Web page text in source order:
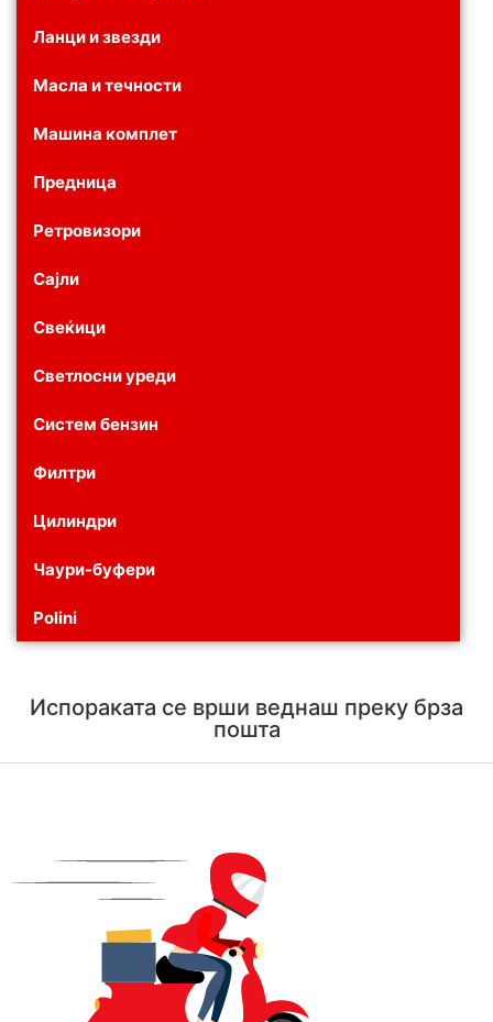
Ланци и звезди
Масла и течности
Машина комплет
Предница
Ретровизори
Сајли
Свеќици
Светлосни уреди
Систем бензин
Филтри
Цилиндри
Чаури-буфери
Polini
Испораката се врши веднаш преку брза
пошта